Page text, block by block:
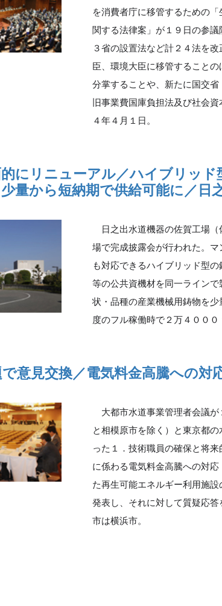
を消費者庁に移管するための
関する法律案」が１９日の参
３省の設置法など計２４法を
臣、環境大臣に移管すること
分掌することや、新たに国交
旧事業費国庫負担法及び社会
４年４月１日。
にリニューアル／ハイブリッ
量から短納期で供給可能に／日
日之出水道機器の佐賀工場
場で完成披露会が行われた。
も対応できるハイブリッド型
等の公共資機材を同一ライン
状・品種の産業機械用鋳物を
度のフル稼働時で２万４０００
意見交換／電気料金高騰への対
大都市水道事業管理者会議
と相模原市を除く）と東京都
った１．技術職員の確保と将
に係わる電気料金高騰への対
た再生可能エネルギー利用施
発表し、それに対して質疑応
市は横浜市。